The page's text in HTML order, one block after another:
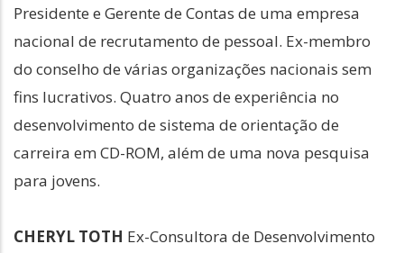
Presidente e Gerente de Contas de uma empresa
nacional de recrutamento de pessoal. Ex-membro
do conselho de várias organizações nacionais sem
fins lucrativos. Quatro anos de experiência no
desenvolvimento de sistema de orientação de
carreira em CD-ROM, além de uma nova pesquisa
para jovens.
CHERYL TOTH Ex-Consultora de Desenvolvimento